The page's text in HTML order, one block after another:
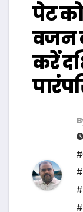
पेट
वजन
करें